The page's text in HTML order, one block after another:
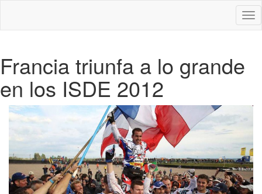
Francia triunfa a lo grande
en los ISDE 2012